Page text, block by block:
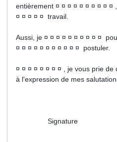
entièrement ¤ ¤ ¤ ¤ ¤ ¤ ¤ ¤ ¤ ¤
¤ ¤ ¤ ¤ ¤ travail.
Aussi, je ¤ ¤ ¤ ¤ ¤ ¤ ¤ ¤ ¤ ¤
¤ ¤ ¤ ¤ ¤ ¤ ¤ ¤ ¤ ¤ ¤ postuler.
¤ ¤ ¤ ¤ ¤ ¤ ¤ ¤ , je vous prie de
à l'expression de mes
Signature